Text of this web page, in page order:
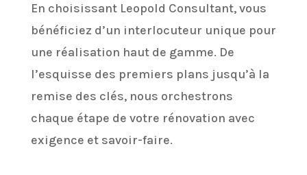
En choisissant Leopold Consultant, vous
bénéficiez d’un interlocuteur unique pour
une réalisation haut de gamme. De
l’esquisse des premiers plans jusqu’à la
remise des clés, nous orchestrons
chaque étape de votre rénovation avec
exigence et savoir-faire.